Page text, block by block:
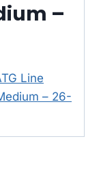
–
Line
– 26-